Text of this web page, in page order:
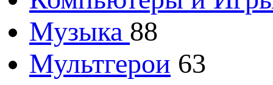
Музыка 88
Мультгерои 63